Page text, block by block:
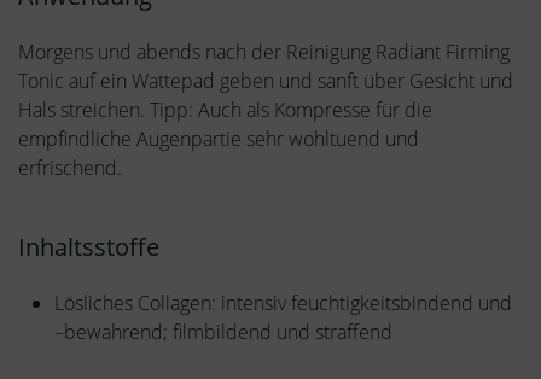
Morgens und abends nach der Reinigung Radiant Firming
Tonic auf ein Wattepad geben und sanft über Gesicht und
Hals streichen. Tipp: Auch als Kompresse für die
empfindliche Augenpartie sehr wohltuend und
erfrischend.
Inhaltsstoffe
Lösliches Collagen: intensiv feuchtigkeitsbindend und
–bewahrend; filmbildend und straffend